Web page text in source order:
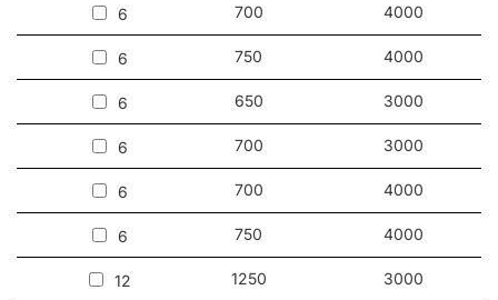
6 700 4000
6 750 4000
6 650 3000
6 700 3000
6 700 4000
6 750 4000
12 1250 3000